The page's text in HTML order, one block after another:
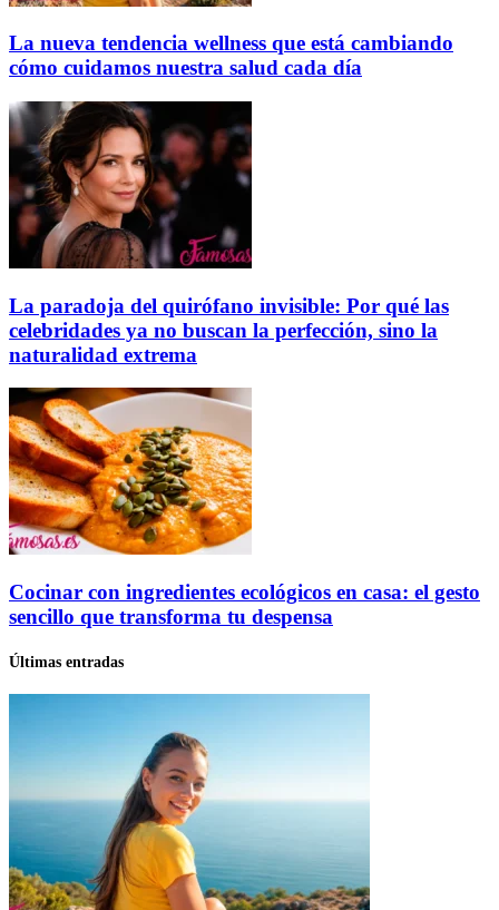
La nueva tendencia wellness que está cambiando
cómo cuidamos nuestra salud cada día
La paradoja del quirófano invisible: Por qué las
celebridades ya no buscan la perfección, sino la
naturalidad extrema
Cocinar con ingredientes ecológicos en casa: el gesto
sencillo que transforma tu despensa
Últimas entradas